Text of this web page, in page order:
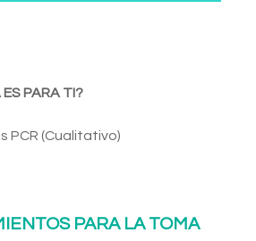
ES PARA TI?
PCR (Cualitativo)
PARA LA TOMA